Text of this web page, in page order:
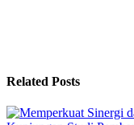
Related Posts